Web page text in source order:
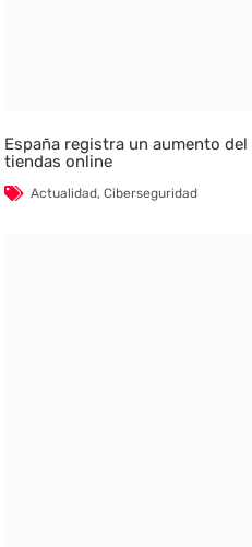
España registra un aumento
tiendas online
Actualidad,Ciberseguridad